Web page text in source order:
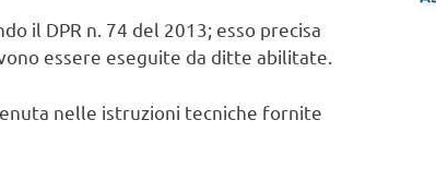
il DPR n. 74 del 2013; esso precisa
essere eseguite da ditte abilitate.
nelle istruzioni tecniche fornite